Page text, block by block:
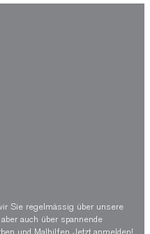
Sie regelmässig über unsere
auch über spannende
und Malhilfen. Jetzt anmelden!